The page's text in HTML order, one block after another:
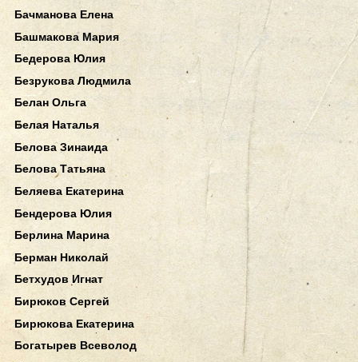
Бачманова Елена
Башмакова Мария
Бедерова Юлия
Безрукова Людмила
Белан Ольга
Белая Наталья
Белова Зинаида
Белова Татьяна
Беляева Екатерина
Бендерова Юлия
Берлина Марина
Берман Николай
Бетхудов Игнат
Бирюков Сергей
Бирюкова Екатерина
Богатырев Всеволод